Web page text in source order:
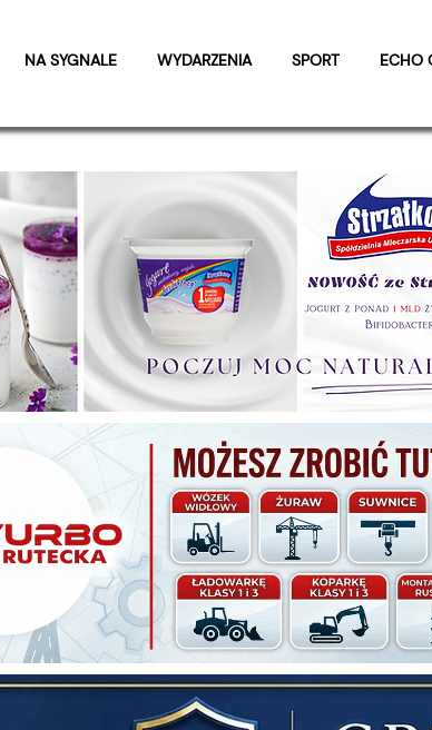
NA SYGNALE WYDARZENIA SPORT ECHO